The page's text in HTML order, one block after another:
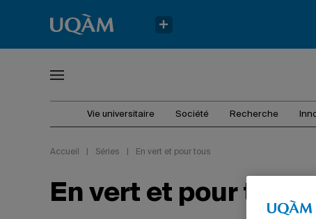
Vie universitaire Société Recherche
Accueil Séries En vert et pour tous
En vert et pour tous